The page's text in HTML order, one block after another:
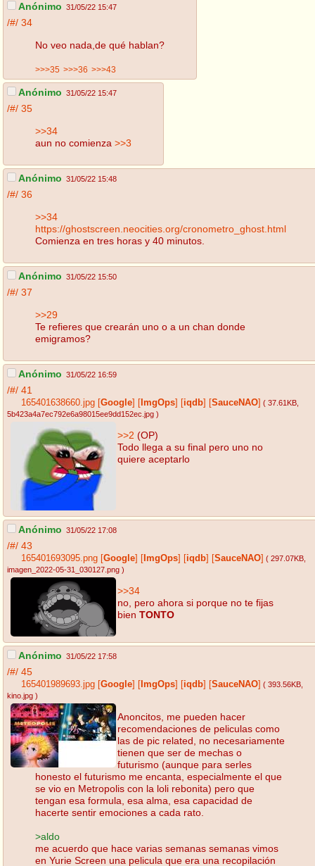
Anónimo 31/05/22 15:47
/#/ 34
No veo nada,de qué hablan?
>>>35 >>>36 >>>43
Anónimo 31/05/22 15:47
/#/ 35
>>34
aun no comienza >>3
Anónimo 31/05/22 15:48
/#/ 36
>>34
https://ghostscreen.neocities.org/cronometro_ghost.html
Comienza en tres horas y 40 minutos.
Anónimo 31/05/22 15:50
/#/ 37
>>29
Te refieres que crearán uno o a un chan donde
emigramos?
Anónimo 31/05/22 16:59
/#/ 41
165401638660.jpg Google ImgOps iqdb SauceNAO ( 37.61KB
5b423a4a7ec792e6a98015ee9dd152ec.jpg )
>>2 (OP)
Todo llega a su final pero uno no
quiere aceptarlo
Anónimo 31/05/22 17:08
/#/ 43
165401693095.png Google ImgOps iqdb SauceNAO ( 297.07KB
imagen_2022-05-31_030127.png )
>>34
no, pero ahora si porque no te fijas
bien TONTO
Anónimo 31/05/22 17:58
/#/ 45
165401989693.jpg Google ImgOps iqdb SauceNAO ( 393.56KB
kino.jpg )
Anoncitos, me pueden hacer
recomendaciones de peliculas como
las de pic related, no necesariamente
tienen que ser de mechas o
futurismo (aunque para serles
honesto el futurismo me encanta, especialmente el que
se vio en Metropolis con la loli rebonita) pero que
tengan esa formula, esa alma, esa capacidad de
hacerte sentir emociones a cada rato.
>aldo
me acuerdo que hace varias semanas semanas vimos
en Yurie Screen una pelicula que era una recopilación